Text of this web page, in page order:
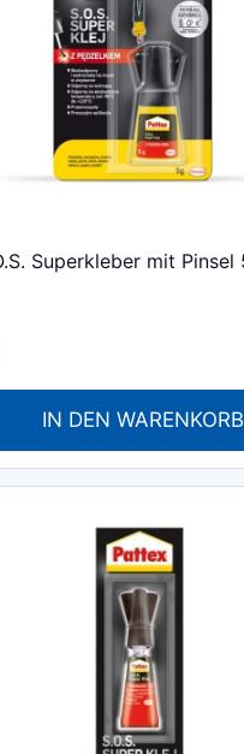
Superkleber mit Pinsel
IN DEN WARENKORB